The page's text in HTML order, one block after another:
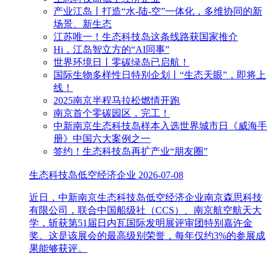
产业江岛丨打造“水-陆-空”一体化，多维协同的新
场景、新生态
江苏唯一！生态科技岛这条线路获国家推介
Hi，江岛智立方的“AI同事”
世界环境日丨零碳绿岛已启航！
国际生物多样性日特别企划丨“生态天眼”，即将上
线！
2025南京半程马拉松燃情开跑
南京首个零碳园区，完工！
中新南京生态科技岛样本入选世界城市日《威海手
册》中国六大案例之一
签约！生态科技岛再扩产业“朋友圈”
生态科技岛低空经济企业 2026-07-08
近日，中新南京生态科技岛低空经济企业南京森思科技
有限公司，联合中国船级社（CCS）、南京航空航天大
学，斩获第51届日内瓦国际发明展评审团特别嘉许金
奖。这是该展会的最高级别荣誉，每年仅约3%的参展成
果能够获评。